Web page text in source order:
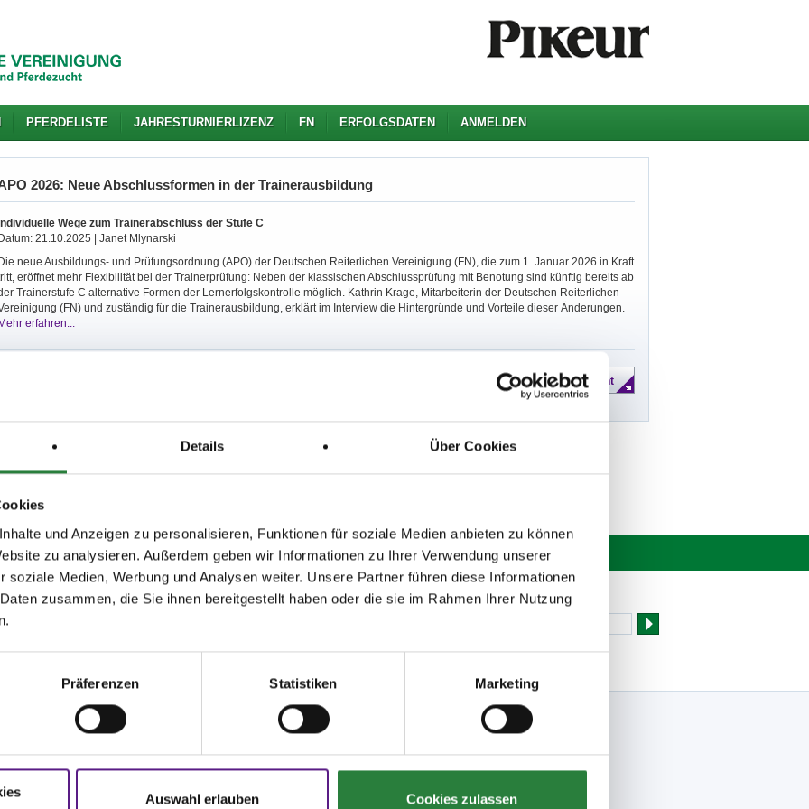
Details Über Cookies
und Anzeigen zu personalisieren, Funktionen für soziale Medien anbieten zu können
zu analysieren. Außerdem geben wir Informationen zu Ihrer Verwendung unserer
soziale Medien, Werbung und Analysen weiter. Unsere Partner führen diese Informationen
zusammen, die Sie ihnen bereitgestellt haben oder die sie im Rahmen Ihrer Nutzung
Präferenzen Statistiken Marketing
Auswahl erlauben Cookies zulassen
PFERDELISTE JAHRESTURNIERLIZENZ FN ERFOLGSDATEN ANMELDEN
2026: Neue Abschlussformen in der Trainerausbildung
Individuelle Wege zum Trainerabschluss der Stufe C
Datum: 21.10.2025 | Janet Mlynarski
Die neue Ausbildungs- und Prüfungsordnung (APO) der Deutschen Reiterlichen Vereinigung (FN), die zum 1. Januar 2026 in Kraft
eröffnet mehr Flexibilität bei der Trainerprüfung: Neben der klassischen Abschlussprüfung mit Benotung sind künftig bereits ab
Trainerstufe C alternative Formen der Lernerfolgskontrolle möglich. Kathrin Krage, Mitarbeiterin der Deutschen Reiterlichen
(FN) und zuständig für die Trainerausbildung, erklärt im Interview die Hintergründe und Vorteile dieser Änderungen.
Mehr erfahren...
und Antworten
Onlinehilfe bietet Ihnen
Startbereitschaft.online Newsletter bestellen
Bücher
E-Books & Apps
Folge uns
Facebook
Instagram